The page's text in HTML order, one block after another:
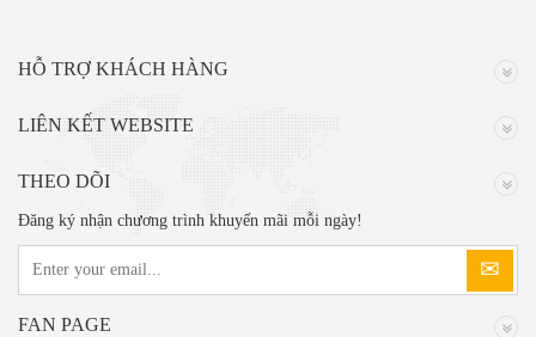
HỖ TRỢ KHÁCH HÀNG
LIÊN KẾT WEBSITE
THEO DÕI
Đăng ký nhận chương trình khuyến mãi mỗi ngày!
FAN PAGE